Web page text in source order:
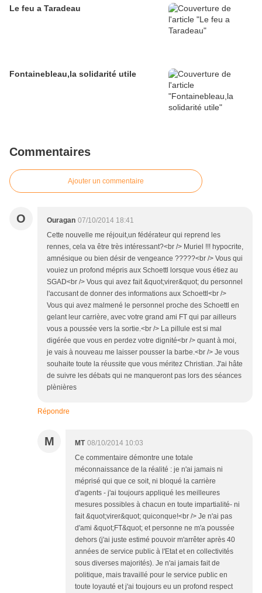
Le feu a Taradeau
Fontainebleau,la solidarité utile
Commentaires
Ajouter un commentaire
O Ouragan 07/10/2014 18:41
Cette nouvelle me réjouit,un fédérateur qui reprend les
rennes, cela va être très intéressant?<br /> Muriel !!! hypocrite,
amnésique ou bien désir de vengeance ?????<br /> Vous qui
vouiez un profond mépris aux Schoettl lorsque vous étiez au
SGAD<br /> Vous qui avez fait &quot;virer&quot; du personnel
l'accusant de donner des informations aux Schoettl<br />
Vous qui avez malmené le personnel proche des Schoettl en
gelant leur carrière, avec votre grand ami FT qui par ailleurs
vous a poussée vers la sortie.<br /> La pillule est si mal
digérée que vous en perdez votre dignité<br /> quant à moi,
je vais à nouveau me laisser pousser la barbe.<br /> Je vous
souhaite toute la réussite que vous méritez Christian. J'ai hâte
de suivre les débats qui ne manqueront pas lors des séances
plènières
Répondre
M MT 08/10/2014 10:03
Ce commentaire démontre une totale
méconnaissance de la réalité : je n'ai jamais ni
méprisé qui que ce soit, ni bloqué la carrière
d'agents - j'ai toujours appliqué les meilleures
mesures possibles à chacun en toute impartialité- ni
fait &quot;virer&quot; quiconque!<br /> Je n'ai pas
d'ami &quot;FT&quot; et personne ne m'a poussée
dehors (j'ai juste estimé pouvoir m'arrêter après 40
années de service public à l'Etat et en collectivités
sous diverses majorités). Je n'ai jamais fait de
politique, mais travaillé pour le service public en
toute loyauté et j'ai toujours eu un profond respect